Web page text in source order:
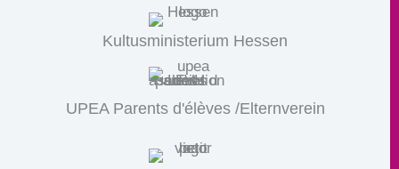
Kultusministerium Hessen
UPEA Parents d'élèves /Elternverein